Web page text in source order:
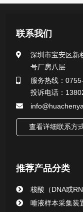
产品中心
医用无菌采样拭子
一次性使用采样器
微生物样本保存
核酸（DNA&RNA
唾液样本采集装置
清洁验证棉签系列
联系我们
深圳市宝安区新
号厂房八层
服务热线：
投诉电话：
查看详细联系方
推荐产品分类
核酸（DNA或
唾液样本采集装